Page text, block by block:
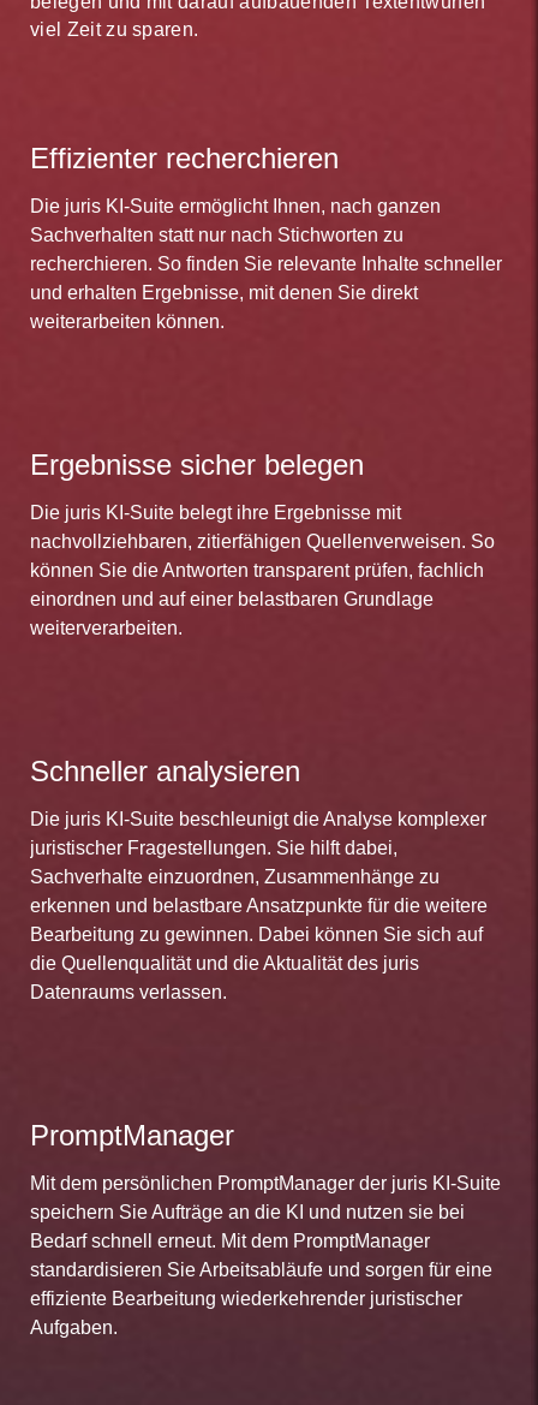
viel Zeit zu sparen.
Effizienter recherchieren
Die juris KI-Suite ermöglicht Ihnen, nach ganzen
Sachverhalten statt nur nach Stichworten zu
recherchieren. So finden Sie relevante Inhalte schneller
und erhalten Ergebnisse, mit denen Sie direkt
weiterarbeiten können.
Ergebnisse sicher belegen
Die juris KI-Suite belegt ihre Ergebnisse mit
nachvollziehbaren, zitierfähigen Quellenverweisen. So
können Sie die Antworten transparent prüfen, fachlich
einordnen und auf einer belastbaren Grundlage
weiterverarbeiten.
Schneller analysieren
Die juris KI-Suite beschleunigt die Analyse komplexer
juristischer Fragestellungen. Sie hilft dabei,
Sachverhalte einzuordnen, Zusammenhänge zu
erkennen und belastbare Ansatzpunkte für die weitere
Bearbeitung zu gewinnen. Dabei können Sie sich auf
die Quellenqualität und die Aktualität des juris
Datenraums verlassen.
PromptManager
Mit dem persönlichen PromptManager der juris KI-Suite
speichern Sie Aufträge an die KI und nutzen sie bei
Bedarf schnell erneut. Mit dem PromptManager
standardisieren Sie Arbeitsabläufe und sorgen für eine
effiziente Bearbeitung wiederkehrender juristischer
Aufgaben.